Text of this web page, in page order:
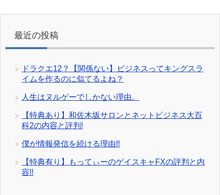
最近の投稿
ドラクエ12？【関係ない】ビジネスってキングスラ
イムを作るのに似てるよね？
人生はヌルゲーでしかない理由。
【特典あり】和佐木坂サロンとネットビジネス大百
科2の内容と評判!
僕が情報発信を続ける理由!!
【特典有り】もってぃーのゲイスキャFXの評判と内
容!!